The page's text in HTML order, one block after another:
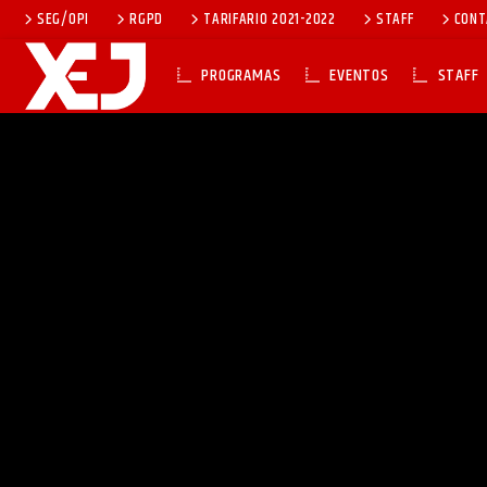
SEG/OPI RGPD TARIFARIO 2021-2022 STAFF
PROGRAMAS EVENTOS STAFF